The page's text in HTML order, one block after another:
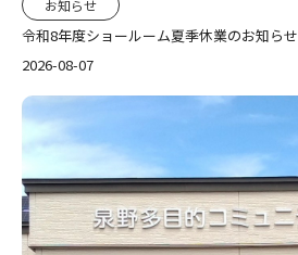
お知らせ
令和8年度ショールーム夏季休業のお知らせ
2026-08-07